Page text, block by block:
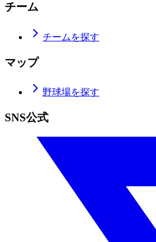
チーム
チームを探す
マップ
野球場を探す
SNS公式